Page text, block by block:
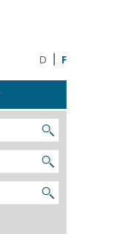
D F